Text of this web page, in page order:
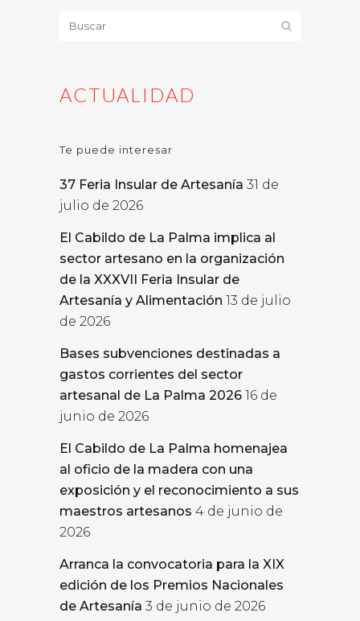
ACTUALIDAD
Te puede interesar
37 Feria Insular de Artesanía 31 de
julio de 2026
El Cabildo de La Palma implica al
sector artesano en la organización
de la XXXVII Feria Insular de
Artesanía y Alimentación 13 de julio
de 2026
Bases subvenciones destinadas a
gastos corrientes del sector
artesanal de La Palma 2026 16 de
junio de 2026
El Cabildo de La Palma homenajea
al oficio de la madera con una
exposición y el reconocimiento a sus
maestros artesanos 4 de junio de
2026
Arranca la convocatoria para la XIX
edición de los Premios Nacionales
de Artesanía 3 de junio de 2026